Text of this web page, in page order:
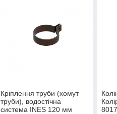
Кріплення труби (хомут
труби), водостічна
система INES 120 мм